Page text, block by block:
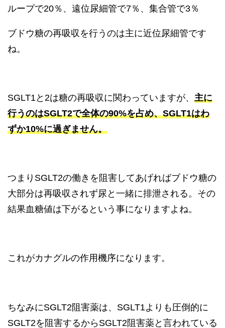
ループで20％、遠位尿細管で7％、集合管で3％
ブドウ糖の再吸収を行うのは主に近位尿細管です
ね。
SGLT1と2は糖の再吸収に関わっていますが、 主に
行うのはSGLT2で全体の90%を占め、SGLT1はわ
ずか10%に過ぎません。
つまりSGLT2の働きを阻害してあげればブドウ糖の
大部分は再吸収されず尿と一緒に排泄される。その
結果血糖値は下がるという事になりますよね。
これがカナグルの作用機序になります。
ちなみにSGLT2阻害薬は、SGLT1よりも圧倒的に
SGLT2を阻害するからSGLT2阻害薬と言われている